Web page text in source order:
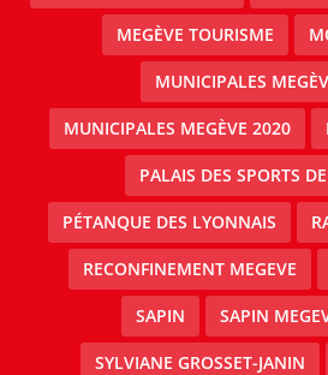
MEGÈVE TOURISME
MUNICIPALES
MUNICIPALES MEGÈVE 2020
PALAIS DES SPORTS
PÉTANQUE DES LYONNAIS
RECONFINEMENT MEGEVE
SAPIN SAPIN
SYLVIANE GROSSET-JANIN